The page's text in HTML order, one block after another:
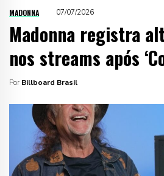
MADONNA 07/07/2026
Madonna registra
nos streams após
Por Billboard Brasil